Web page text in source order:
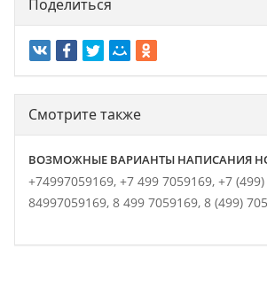
Поделиться
Смотрите также
ВОЗМОЖНЫЕ ВАРИАНТЫ НАПИСАНИЯ
+74997059169, +7 499 7059169, +7
84997059169, 8 499 7059169, 8 (499)